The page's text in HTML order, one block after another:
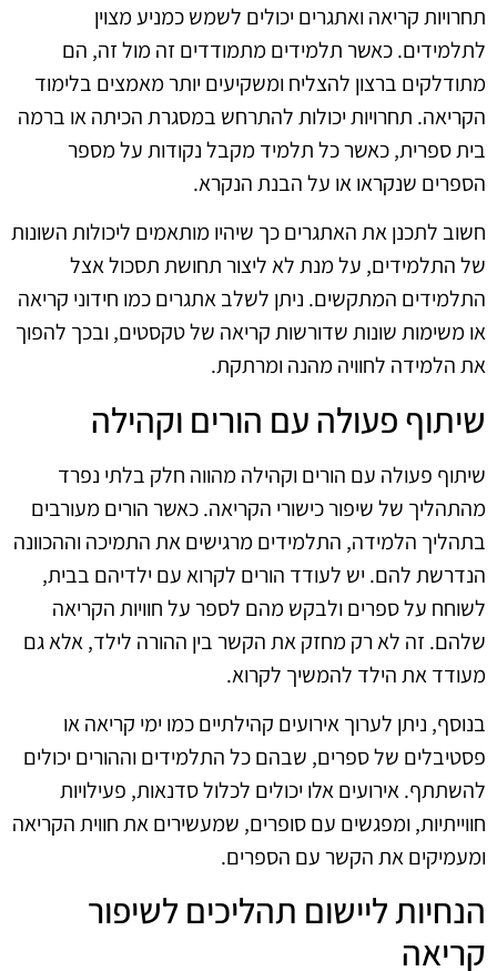
תחרויות קריאה ואתגרים יכולים לשמש כמניע מצוין
לתלמידים. כאשר תלמידים מתמודדים זה מול זה, הם
מתודלקים ברצון להצליח ומשקיעים יותר מאמצים בלימוד
הקריאה. תחרויות יכולות להתרחש במסגרת הכיתה או ברמה
בית ספרית, כאשר כל תלמיד מקבל נקודות על מספר
הספרים שנקראו או על הבנת הנקרא.
חשוב לתכנן את האתגרים כך שיהיו מותאמים ליכולות השונות
של התלמידים, על מנת לא ליצור תחושת תסכול אצל
התלמידים המתקשים. ניתן לשלב אתגרים כמו חידוני קריאה
או משימות שונות שדורשות קריאה של טקסטים, ובכך להפוך
את הלמידה לחוויה מהנה ומרתקת.
שיתוף פעולה עם הורים וקהילה
שיתוף פעולה עם הורים וקהילה מהווה חלק בלתי נפרד
מהתהליך של שיפור כישורי הקריאה. כאשר הורים מעורבים
בתהליך הלמידה, התלמידים מרגישים את התמיכה וההכוונה
הנדרשת להם. יש לעודד הורים לקרוא עם ילדיהם בבית,
לשוחח על ספרים ולבקש מהם לספר על חוויות הקריאה
שלהם. זה לא רק מחזק את הקשר בין ההורה לילד, אלא גם
מעודד את הילד להמשיך לקרוא.
בנוסף, ניתן לערוך אירועים קהילתיים כמו ימי קריאה או
פסטיבלים של ספרים, שבהם כל התלמידים וההורים יכולים
להשתתף. אירועים אלו יכולים לכלול סדנאות, פעילויות
חווייתיות, ומפגשים עם סופרים, שמעשירים את חווית הקריאה
ומעמיקים את הקשר עם הספרים.
הנחיות ליישום תהליכים לשיפור
קריאה